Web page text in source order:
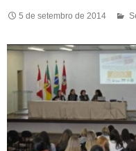
5 de setembro de 2014